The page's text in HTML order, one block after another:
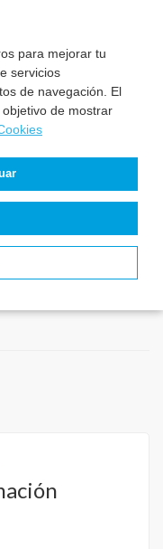
para mejorar tu
servicios
de navegación. El
de mostrar